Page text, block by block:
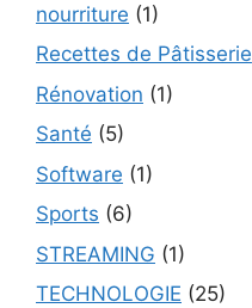
nourriture (1)
Recettes de Pâtisserie
Rénovation (1)
Santé (5)
Software (1)
Sports (6)
STREAMING (1)
TECHNOLOGIE (25)